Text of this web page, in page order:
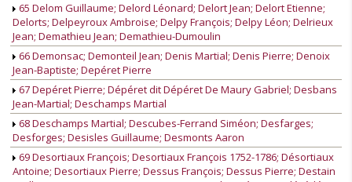
65 Delom Guillaume; Delord Léonard; Delort Jean; Delort Etienne;
Delorts; Delpeyroux Ambroise; Delpy François; Delpy Léon; Delrieux
Jean; Demathieu Jean; Demathieu-Dumoulin
66 Demonsac; Demonteil Jean; Denis Martial; Denis Pierre; Denoix
Jean-Baptiste; Depéret Pierre
67 Depéret Pierre; Dépéret dit Dépéret De Maury Gabriel; Desbans
Jean-Martial; Deschamps Martial
68 Deschamps Martial; Descubes-Ferrand Siméon; Desfarges;
Desforges; Desisles Guillaume; Desmonts Aaron
69 Desortiaux François; Desortiaux François 1752-1786; Désortiaux
Antoine; Desortiaux Pierre; Dessus François; Dessus Pierre; Destain